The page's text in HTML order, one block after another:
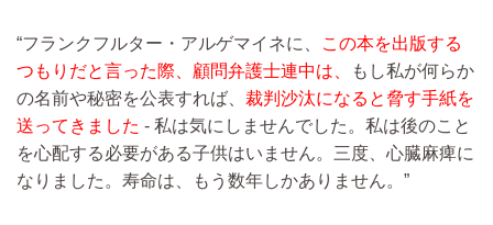
“フランクフルター・アルゲマイネに、
この本を出版する
つもりだと言った際、顧問弁護士連中は、
もし私が何らか
の名前や秘密を公表すれば、 裁判沙汰になると脅す手紙を
送ってきました - 私は気にしませんでした。私は後のこと
を心配する必要がある子供はいません。三度、心臓麻痺に
なりました。寿命は、もう数年しかありません。”